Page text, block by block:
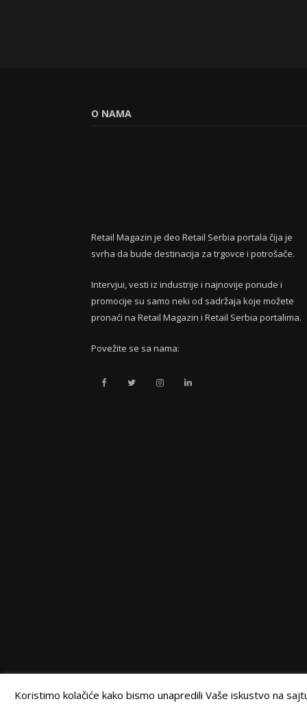
O NAMA
Retail Magazin je deo Retail Serbia portala čija je
svrha da bude destinacija za trgovce i potrošače.
Intervjui, vesti iz industrije i najnovije ponude i
promocije su samo neki od sadržaja koje možete
pronaći na Retail Magazin i Retail Serbia portalima.
Povežite se sa nama:
Retail Retail Retail Retail
Koristimo kolačiće kako bismo unapredili Vaše iskustvo na